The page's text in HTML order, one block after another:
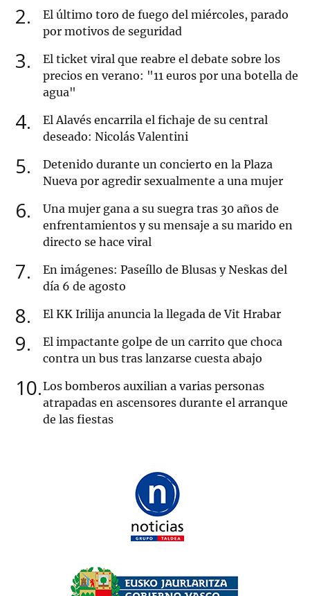
2
El último toro de fuego del miércoles, parado
por motivos de seguridad
3
El ticket viral que reabre el debate sobre los
precios en verano: "11 euros por una botella de
agua"
4
El Alavés encarrila el fichaje de su central
deseado: Nicolás Valentini
5
Detenido durante un concierto en la Plaza
Nueva por agredir sexualmente a una mujer
6
Una mujer gana a su suegra tras 30 años de
enfrentamientos y su mensaje a su marido en
directo se hace viral
7
En imágenes: Paseíllo de Blusas y Neskas del
día 6 de agosto
8 El KK Irilija anuncia la llegada de Vit Hrabar
9
El impactante golpe de un carrito que choca
contra un bus tras lanzarse cuesta abajo
10 Los bomberos auxilian a varias personas
atrapadas en ascensores durante el arranque
de las fiestas